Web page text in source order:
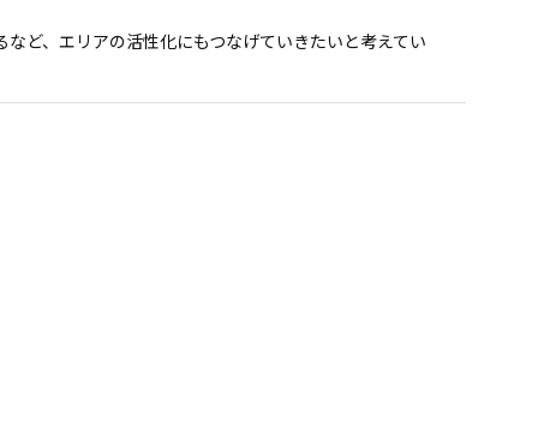
ど、エリアの活性化にもつなげていきたいと考えてい